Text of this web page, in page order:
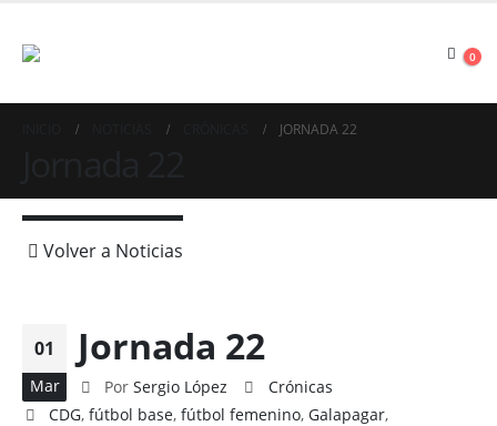
0
JORNADA 22
Volver a Noticias
01
Mar
Jornada 22
Por Sergio López
Crónicas
CDG,fútbol base,fútbol femenino,Galapagar,